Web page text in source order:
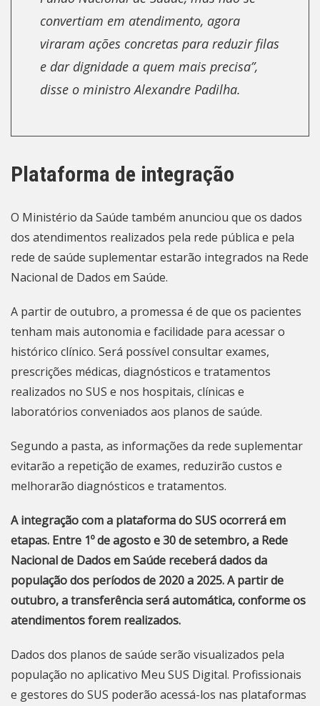
convertiam em atendimento, agora
viraram ações concretas para reduzir filas
e dar dignidade a quem mais precisa”,
disse o ministro Alexandre Padilha.
Plataforma de integração
O Ministério da Saúde também anunciou que os dados
dos atendimentos realizados pela rede pública e pela
rede de saúde suplementar estarão integrados na Rede
Nacional de Dados em Saúde.
A partir de outubro, a promessa é de que os pacientes
tenham mais autonomia e facilidade para acessar o
histórico clínico. Será possível consultar exames,
prescrições médicas, diagnósticos e tratamentos
realizados no SUS e nos hospitais, clínicas e
laboratórios conveniados aos planos de saúde.
Segundo a pasta, as informações da rede suplementar
evitarão a repetição de exames, reduzirão custos e
melhorarão diagnósticos e tratamentos.
A integração com a plataforma do SUS ocorrerá em
etapas. Entre 1º de agosto e 30 de setembro, a Rede
Nacional de Dados em Saúde receberá dados da
população dos períodos de 2020 a 2025. A partir de
outubro, a transferência será automática, conforme os
atendimentos forem realizados.
Dados dos planos de saúde serão visualizados pela
população no aplicativo Meu SUS Digital. Profissionais
e gestores do SUS poderão acessá-los nas plataformas